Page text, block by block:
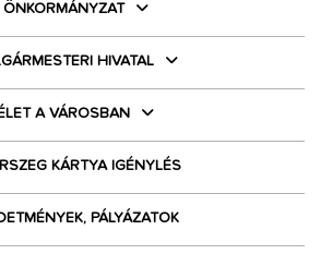
ÖNKORMÁNYZAT
HIVATAL
A VÁROSBAN
KÁRTYA IGÉNYLÉS
PÁLYÁZATOK